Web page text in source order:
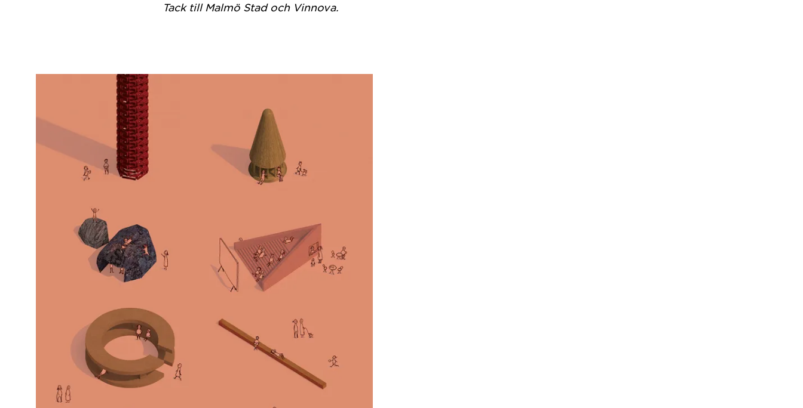
Tack till Malmö Stad och Vinnova.